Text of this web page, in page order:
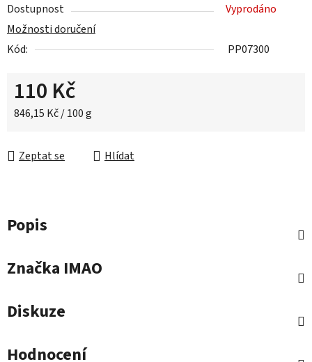
Dostupnost
Vyprodáno
Možnosti doručení
Kód:
PP07300
110 Kč
Měrná cena:
846,15 Kč / 100 g
Zeptat se Hlídat
Popis
Značka IMAO
Diskuze
Hodnocení